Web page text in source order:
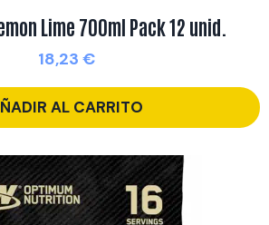
Lime 700ml Pack 12 unid.
18,23 €
AL CARRITO